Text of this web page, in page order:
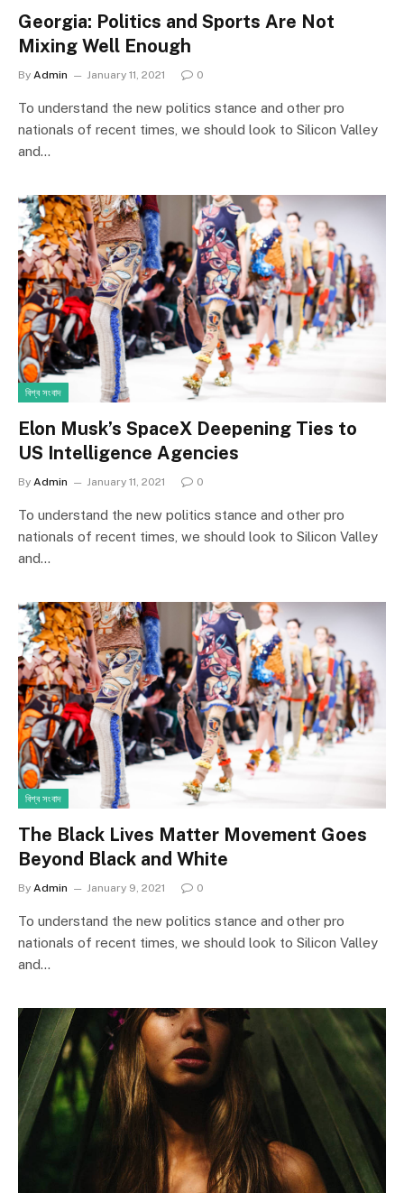
Georgia: Politics and Sports Are Not
Mixing Well Enough
By Admin January 11, 2021 0
To understand the new politics stance and other pro
nationals of recent times, we should look to Silicon Valley
and…
বিশ্ব সংবাদ
Elon Musk’s SpaceX Deepening Ties to
US Intelligence Agencies
By Admin January 11, 2021 0
To understand the new politics stance and other pro
nationals of recent times, we should look to Silicon Valley
and…
বিশ্ব সংবাদ
The Black Lives Matter Movement Goes
Beyond Black and White
By Admin January 9, 2021 0
To understand the new politics stance and other pro
nationals of recent times, we should look to Silicon Valley
and…